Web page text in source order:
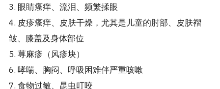
3. 眼睛瘙痒、流泪、频繁揉眼
4. 皮疹瘙痒、皮肤干燥，尤其是儿童的肘部、皮肤褶
皱、膝盖及身体部位
5. 荨麻疹（风疹块）
6. 哮喘、胸闷、呼吸困难伴严重咳嗽
7. 食物过敏、昆虫叮咬